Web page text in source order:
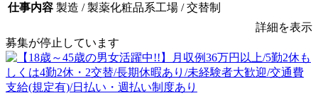
仕事内容 製造 / 製薬化粧品系工場 / 交替制
詳細を表示
募集が停止しています